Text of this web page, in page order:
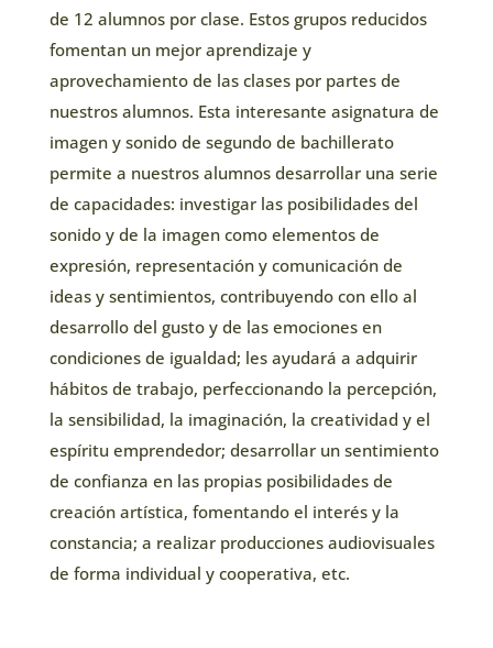
de 12 alumnos por clase. Estos grupos reducidos
fomentan un mejor aprendizaje y
aprovechamiento de las clases por partes de
nuestros alumnos. Esta interesante asignatura de
imagen y sonido de segundo de bachillerato
permite a nuestros alumnos desarrollar una serie
de capacidades: investigar las posibilidades del
sonido y de la imagen como elementos de
expresión, representación y comunicación de
ideas y sentimientos, contribuyendo con ello al
desarrollo del gusto y de las emociones en
condiciones de igualdad; les ayudará a adquirir
hábitos de trabajo, perfeccionando la percepción,
la sensibilidad, la imaginación, la creatividad y el
espíritu emprendedor; desarrollar un sentimiento
de confianza en las propias posibilidades de
creación artística, fomentando el interés y la
constancia; a realizar producciones audiovisuales
de forma individual y cooperativa, etc.